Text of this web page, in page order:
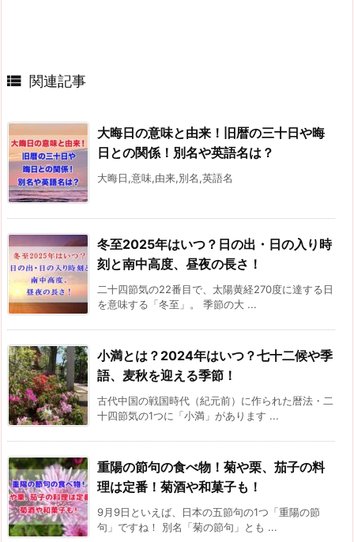
 関連記事
大晦日の意味と由来！旧暦の三十日や晦
日との関係！別名や英語名は？
大晦日,意味,由来,別名,英語名
冬至2025年はいつ？日の出・日の入り時
刻と南中高度、昼夜の長さ！
二十四節気の22番目で、太陽黄経270度に達する日
を意味する「冬至」。 季節の大 ...
小満とは？2024年はいつ？七十二候や季
語、麦秋を迎える季節！
古代中国の戦国時代（紀元前）に作られた暦法・二
十四節気の1つに「小満」があります ...
重陽の節句の食べ物！菊や栗、茄子の料
理は定番！菊酒や和菓子も！
9月9日といえば、日本の五節句の1つ「重陽の節
句」ですね！ 別名「菊の節句」とも ...